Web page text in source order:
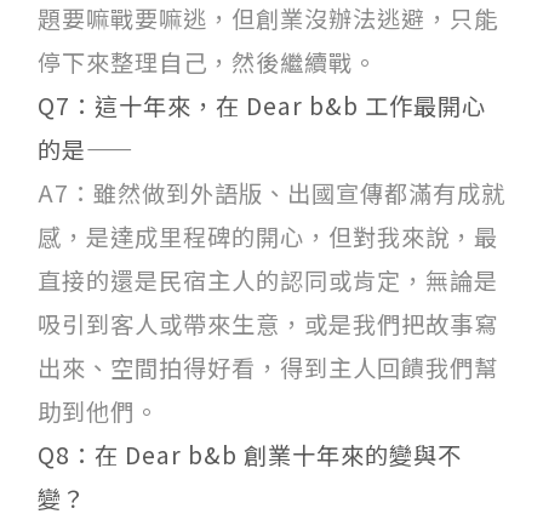
題要嘛戰要嘛逃，但創業沒辦法逃避，只能
停下來整理自己，然後繼續戰。
Q7：這十年來，在 Dear b&b 工作最開心
的是——
A7：雖然做到外語版、出國宣傳都滿有成就
感，是達成里程碑的開心，但對我來說，最
直接的還是民宿主人的認同或肯定，無論是
吸引到客人或帶來生意，或是我們把故事寫
出來、空間拍得好看，得到主人回饋我們幫
助到他們。
Q8：在 Dear b&b 創業十年來的變與不
變？